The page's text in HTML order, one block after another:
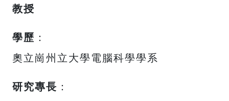
教授
學歷 ：
奧立崗州立大學電腦科學學系
研究專長 ：